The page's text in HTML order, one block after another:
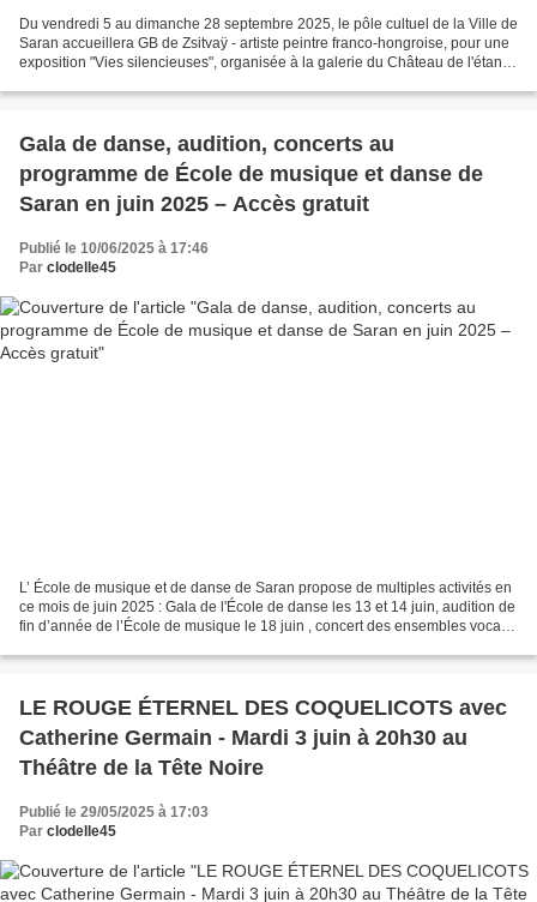
Du vendredi 5 au dimanche 28 septembre 2025, le pôle cultuel de la Ville de
Saran accueillera GB de Zsitvaÿ - artiste peintre franco-hongroise, pour une
exposition "Vies silencieuses", organisée à la galerie du Château de l'étang.
Gala de danse, audition, concerts au
programme de École de musique et danse de
Saran en juin 2025 – Accès gratuit
Publié le 10/06/2025 à 17:46
Par clodelle45
L’ École de musique et de danse de Saran propose de multiples activités en
ce mois de juin 2025 : Gala de l'École de danse les 13 et 14 juin, audition de
fin d’année de l’École de musique le 18 juin , concert des ensembles vocaux
LE ROUGE ÉTERNEL DES COQUELICOTS avec
Catherine Germain - Mardi 3 juin à 20h30 au
Théâtre de la Tête Noire
Publié le 29/05/2025 à 17:03
Par clodelle45